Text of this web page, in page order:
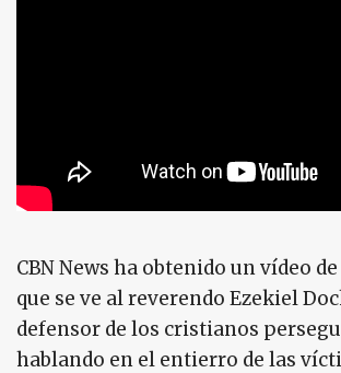
CBN News ha obtenido un vídeo
que se ve al reverendo Ezekiel
defensor de los cristianos
hablando en el entierro de las